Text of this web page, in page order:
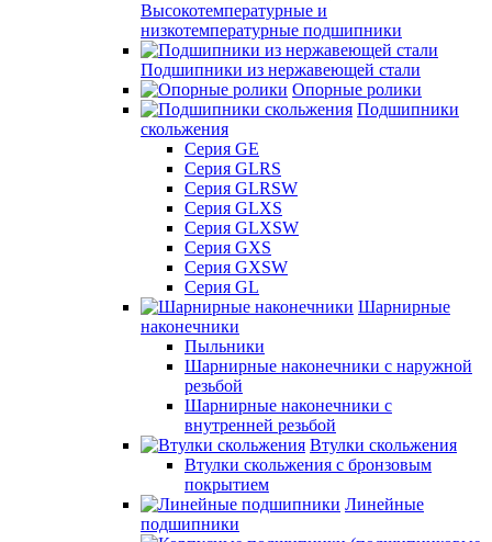
Высокотемпературные и
низкотемпературные подшипники
Подшипники из нержавеющей стали
Опорные ролики
Подшипники
скольжения
Серия GE
Серия GLRS
Серия GLRSW
Серия GLXS
Серия GLXSW
Серия GXS
Серия GXSW
Серия GL
Шарнирные
наконечники
Пыльники
Шарнирные наконечники с наружной
резьбой
Шарнирные наконечники с
внутренней резьбой
Втулки скольжения
Втулки скольжения с бронзовым
покрытием
Линейные
подшипники